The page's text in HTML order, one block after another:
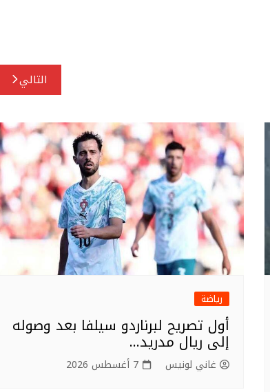
التالي
رياضة
أول تصريح لبرناردو سيلفا بعد وصوله
إلى ريال مدريد…
غاني لونيس 7 أغسطس 2026